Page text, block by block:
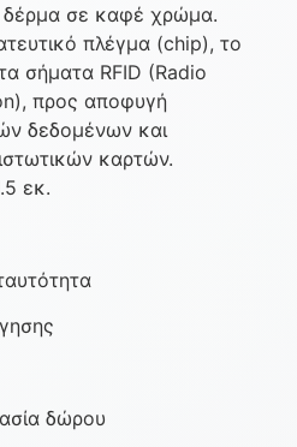
σε καφέ χρώμα.
πλέγμα (chip), το
σήματα RFID (Radio
προς αποφυγή
δεδομένων και
καρτών.
εκ.
δώρου